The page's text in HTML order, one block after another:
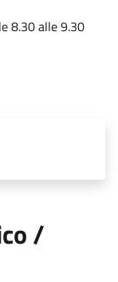
8.30 alle 9.30
/